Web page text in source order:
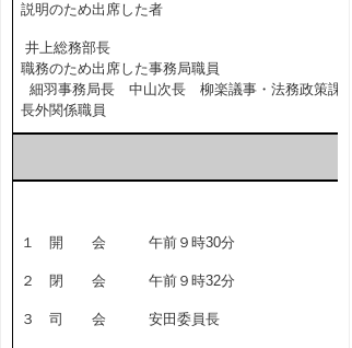
説明のため出席した者
井上総務部長
職務のため出席した事務局職員
細羽事務局長 中山次長 柳楽議事・法務政策課
長外関係職員
１ 開 会 午前９時30分
２ 閉 会 午前９時32分
３ 司 会 安田委員長